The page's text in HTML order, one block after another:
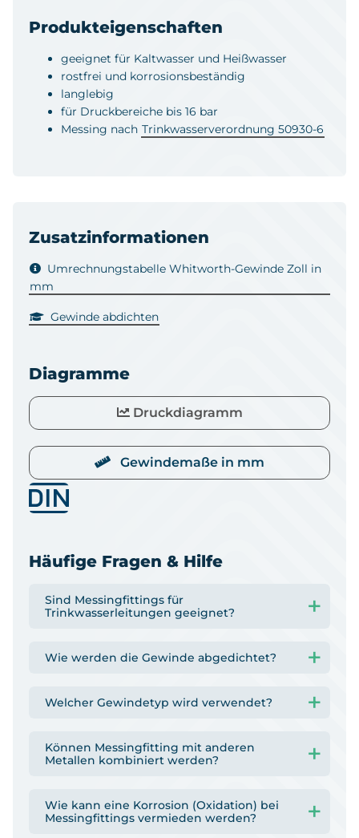
Produkteigenschaften
geeignet für Kaltwasser und Heißwasser
rostfrei und korrosionsbeständig
langlebig
für Druckbereiche bis 16 bar
Messing nach Trinkwasserverordnung 50930-6
Zusatzinformationen
Umrechnungstabelle Whitworth-Gewinde Zoll in
mm
Gewinde abdichten
Diagramme
Druckdiagramm
Gewindemaße in mm
Häufige Fragen & Hilfe
Sind Messingfittings für
Trinkwasserleitungen geeignet?
Wie werden die Gewinde abgedichtet?
Welcher Gewindetyp wird verwendet?
Können Messingfitting mit anderen
Metallen kombiniert werden?
Wie kann eine Korrosion (Oxidation) bei
Messingfittings vermieden werden?